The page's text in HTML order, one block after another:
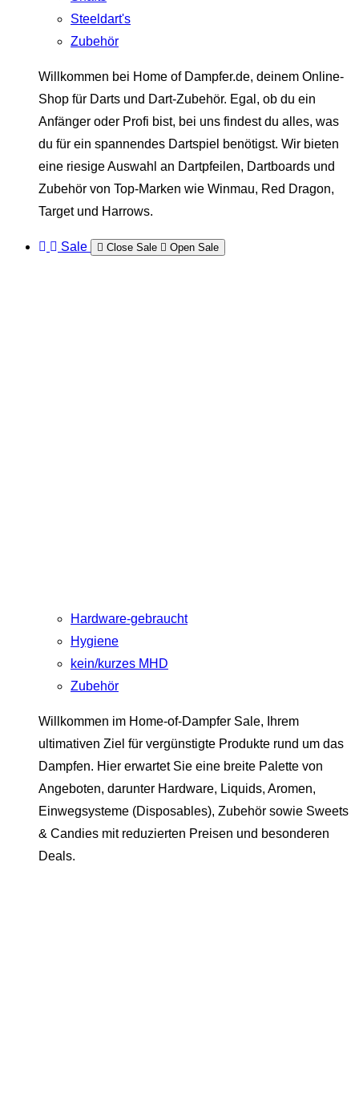
Steeldart's
Zubehör
Willkommen bei Home of Dampfer.de, deinem Online-
Shop für Darts und Dart-Zubehör. Egal, ob du ein
Anfänger oder Profi bist, bei uns findest du alles, was
du für ein spannendes Dartspiel benötigst. Wir bieten
eine riesige Auswahl an Dartpfeilen, Dartboards und
Zubehör von Top-Marken wie Winmau, Red Dragon,
Target und Harrows.
Sale Close Sale Open Sale
Hardware-gebraucht
Hygiene
kein/kurzes MHD
Zubehör
Willkommen im Home-of-Dampfer Sale, Ihrem
ultimativen Ziel für vergünstigte Produkte rund um das
Dampfen. Hier erwartet Sie eine breite Palette von
Angeboten, darunter Hardware, Liquids, Aromen,
Einwegsysteme (Disposables), Zubehör sowie Sweets
& Candies mit reduzierten Preisen und besonderen
Deals.